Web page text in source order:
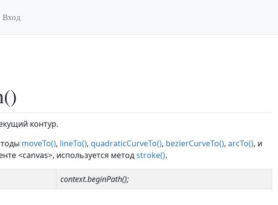
Вход
контур.
moveTo(), lineTo(), quadraticCurveTo(), bezierCurveTo(), arcTo(), и
<canvas>, используется методstroke().
context.beginPath();